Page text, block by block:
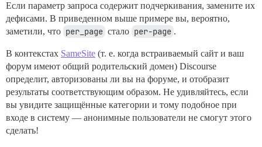
Если параметр запроса содержит подчеркивания, замените их
дефисами. В приведенном выше примере вы, вероятно,
заметили, что per_page стало per-page .
В контекстах SameSite (т. е. когда встраиваемый сайт и ваш
форум имеют общий родительский домен) Discourse
определит, авторизованы ли вы на форуме, и отобразит
результаты соответствующим образом. Не удивляйтесь, если
вы увидите защищённые категории и тому подобное при
входе в систему — анонимные пользователи не смогут этого
сделать!